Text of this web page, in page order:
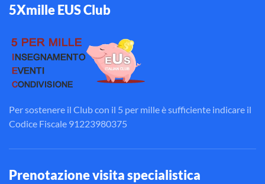
5Xmille EUS Club
Per sostenere il Club con il 5 per mille è sufficiente indicare il
Codice Fiscale 91223980375
Prenotazione visita specialistica